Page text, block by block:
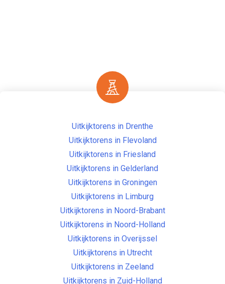
Uitkijktorens in Drenthe
Uitkijktorens in Flevoland
Uitkijktorens in Friesland
Uitkijktorens in Gelderland
Uitkijktorens in Groningen
Uitkijktorens in Limburg
Uitkijktorens in Noord-Brabant
Uitkijktorens in Noord-Holland
Uitkijktorens in Overijssel
Uitkijktorens in Utrecht
Uitkijktorens in Zeeland
Uitkijktorens in Zuid-Holland